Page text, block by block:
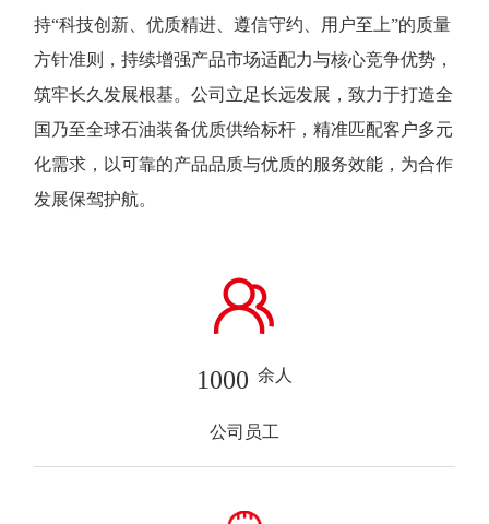
持“科技创新、优质精进、遵信守约、用户至上”的质量
方针准则，持续增强产品市场适配力与核心竞争优势，
筑牢长久发展根基。公司立足长远发展，致力于打造全
国乃至全球石油装备优质供给标杆，精准匹配客户多元
化需求，以可靠的产品品质与优质的服务效能，为合作
发展保驾护航。
1000 余人
公司员工